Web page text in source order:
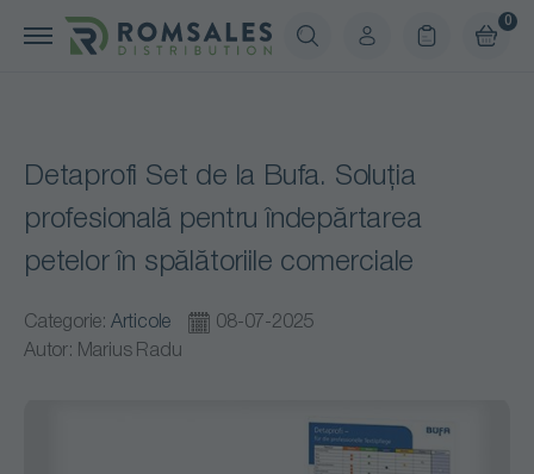
0
Detaprofi Set de la Bufa. Soluția
profesională pentru îndepărtarea
petelor în spălătoriile comerciale
Categorie: Articole
08-07-2025
Autor: Marius Radu